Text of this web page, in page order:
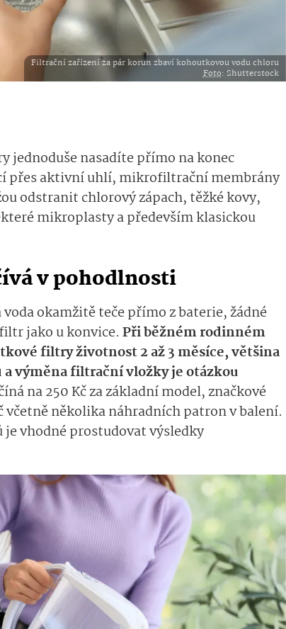
Filtrační zařízení za pár korun zbaví kohoutkovou vodu chloru
Foto: Shutterstock
jednoduše nasadíte přímo na konec
přes aktivní uhlí, mikrofiltrační membrány
odstranit chlorový zápach, těžké kovy,
mikroplasty a především klasickou
v pohodlnosti
okamžitě teče přímo z baterie, žádné
jako u konvice. Při běžném rodinném
filtry životnost 2 až 3 měsíce, většina
výměna filtrační vložky je otázkou
na 250 Kč za základní model, značkové
několika náhradních patron v balení.
vhodné prostudovat výsledky